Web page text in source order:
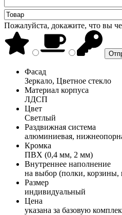
Пожалуйста, докажите, что вы
Фасад
Зеркало, Цветное стекло
Материал корпуса
ЛДСП
Цвет
Светлый
Раздвижная система
алюминиевая,
Кромка
ПВХ (0,4 мм, 2 мм)
Внутреннее наполнение
на выбор (полки, корзины,
Размер
индивидуальный
Цена
указана за базовую